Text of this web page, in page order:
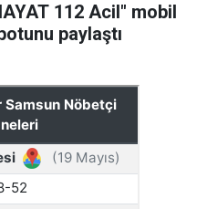
112 Acil" mobil
paylaştı